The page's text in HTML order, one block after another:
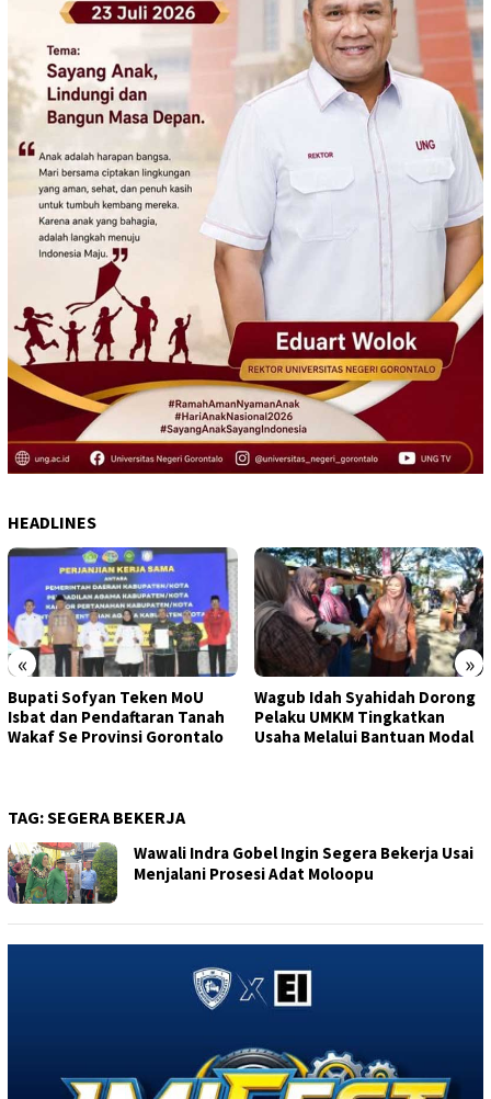
HEADLINES
« »
Bupati Sofyan Teken MoU
Isbat dan Pendaftaran Tanah
Wakaf Se Provinsi Gorontalo
Wagub Idah Syahidah Dorong
Pelaku UMKM Tingkatkan
Usaha Melalui Bantuan Modal
TAG:SEGERA BEKERJA
Wawali Indra Gobel Ingin Segera Bekerja Usai
Menjalani Prosesi Adat Moloopu